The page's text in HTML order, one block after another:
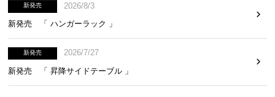
新発売
2026/8/3
新発売 「 ハンガーラック 」
新発売
2026/7/27
新発売 「 昇降サイドテーブル 」